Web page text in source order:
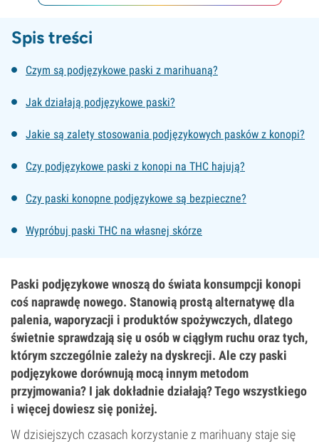
Spis treści
Czym są podjęzykowe paski z marihuaną?
Jak działają podjęzykowe paski?
Jakie są zalety stosowania podjęzykowych pasków z konopi?
Czy podjęzykowe paski z konopi na THC hajują?
Czy paski konopne podjęzykowe są bezpieczne?
Wypróbuj paski THC na własnej skórze
Paski podjęzykowe wnoszą do świata konsumpcji konopi
coś naprawdę nowego. Stanowią prostą alternatywę dla
palenia, waporyzacji i produktów spożywczych, dlatego
świetnie sprawdzają się u osób w ciągłym ruchu oraz tych,
którym szczególnie zależy na dyskrecji. Ale czy paski
podjęzykowe dorównują mocą innym metodom
przyjmowania? I jak dokładnie działają? Tego wszystkiego
i więcej dowiesz się poniżej.
W dzisiejszych czasach korzystanie z marihuany staje się